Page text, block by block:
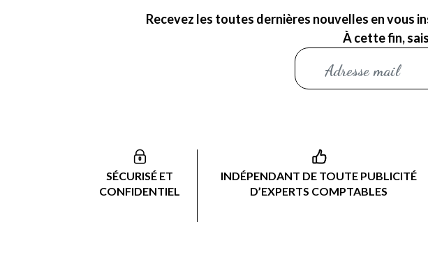
Recevez les toutes dernières nouvelles en
À cette fin,
SÉCURISÉ ET
CONFIDENTIEL
INDÉPENDANT DE TOUTE PUBLICITÉ
D’EXPERTS COMPTABLES